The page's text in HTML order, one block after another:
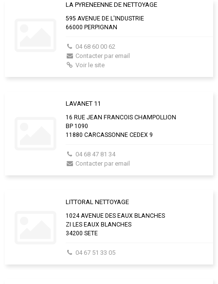
LA PYRENEENNE DE NETTOYAGE
595 AVENUE DE L'INDUSTRIE
66000 PERPIGNAN
04 68 60 00 62
Contacter par email
Voir le site
LAVANET 11
16 RUE JEAN FRANCOIS CHAMPOLLION
BP 1090
11880 CARCASSONNE CEDEX 9
04 68 47 81 34
Contacter par email
LITTORAL NETTOYAGE
1024 AVENUE DES EAUX BLANCHES
ZI LES EAUX BLANCHES
34200 SETE
04 67 51 33 05